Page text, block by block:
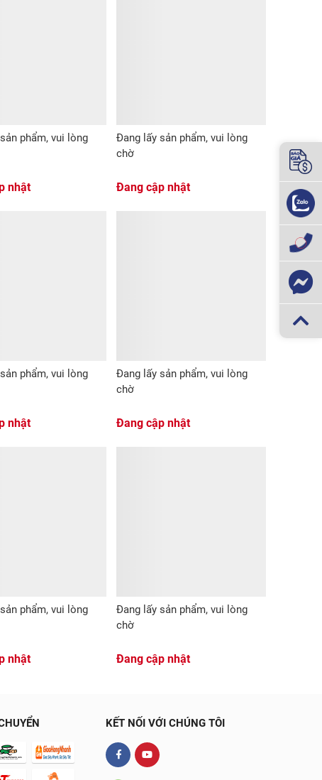
phẩm, vui lòng
nhật
Đang lấy sản phẩm, vui lòng
chờ
Đang cập nhật
phẩm, vui lòng
nhật
Đang lấy sản phẩm, vui lòng
chờ
Đang cập nhật
phẩm, vui lòng
nhật
Đang lấy sản phẩm, vui lòng
chờ
Đang cập nhật
KẾT NỐI VỚI CHÚNG TÔI